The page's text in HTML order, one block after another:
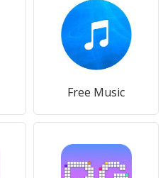
Free Music